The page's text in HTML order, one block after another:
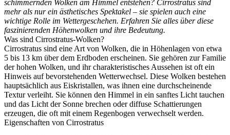
schimmernden Wolken am Himmel entstehen? Cirrostratus sind
mehr als nur ein ästhetisches Spektakel – sie spielen auch eine
wichtige Rolle im Wettergeschehen. Erfahren Sie alles über diese
faszinierenden Höhenwolken und ihre Bedeutung.
Was sind Cirrostratus-Wolken?
Cirrostratus sind eine Art von Wolken, die in Höhenlagen von etwa
5 bis 13 km über dem Erdboden erscheinen. Sie gehören zur Familie
der hohen Wolken, und ihr charakteristisches Aussehen ist oft ein
Hinweis auf bevorstehenden Wetterwechsel. Diese Wolken bestehen
hauptsächlich aus Eiskristallen, was ihnen eine durchscheinende
Textur verleiht. Sie können den Himmel in ein sanftes Licht tauchen
und das Licht der Sonne brechen oder diffuse Schattierungen
erzeugen, die oft mit einem Regenbogen verwechselt werden.
Eigenschaften von Cirrostratus